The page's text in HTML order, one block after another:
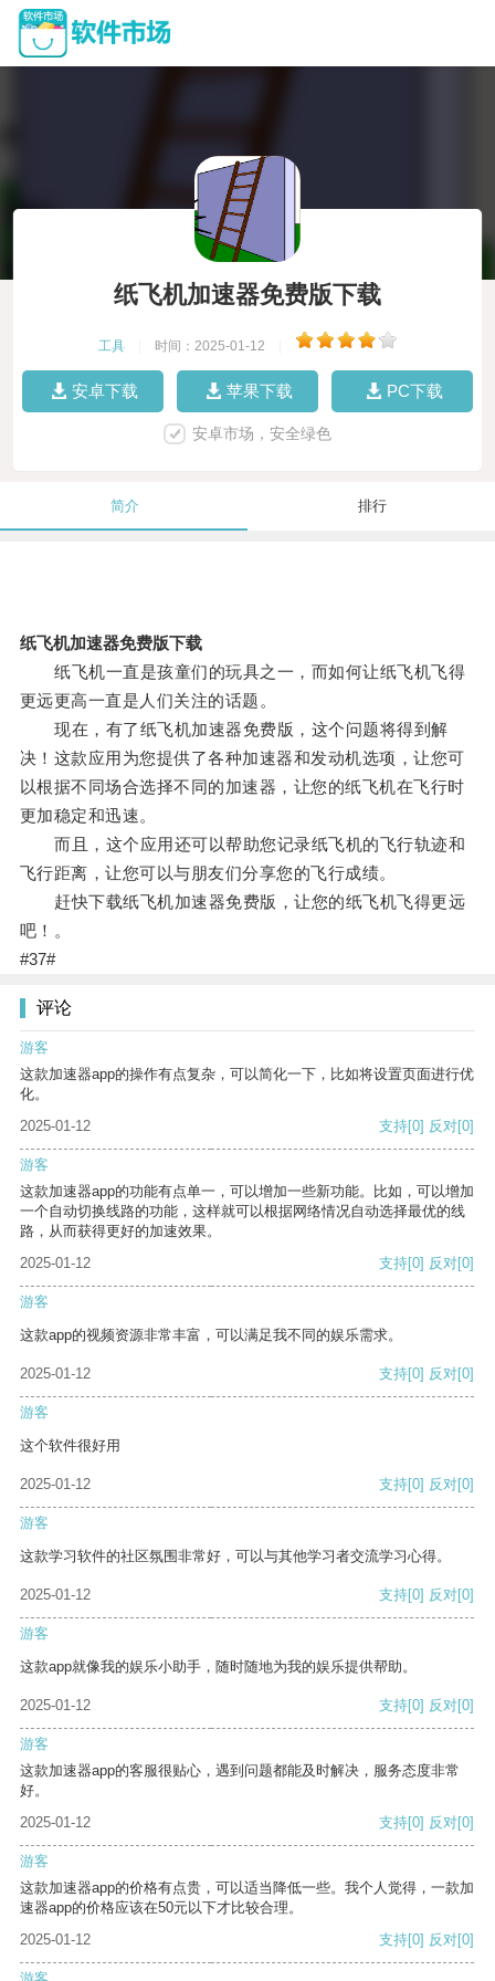
纸飞机加速器免费版下载
工具 时间：2025-01-12
安卓下载 苹果下载 PC下载
安卓市场，安全绿色
简介 排行
纸飞机加速器免费版下载
纸飞机一直是孩童们的玩具之一，而如何让纸飞机飞得
更远更高一直是人们关注的话题。
现在，有了纸飞机加速器免费版，这个问题将得到解
决！这款应用为您提供了各种加速器和发动机选项，让您可
以根据不同场合选择不同的加速器，让您的纸飞机在飞行时
更加稳定和迅速。
而且，这个应用还可以帮助您记录纸飞机的飞行轨迹和
飞行距离，让您可以与朋友们分享您的飞行成绩。
赶快下载纸飞机加速器免费版，让您的纸飞机飞得更远
吧！。
#37#
评论
游客
这款加速器app的操作有点复杂，可以简化一下，比如将设置页面进行优
化。
2025-01-12
支持[0] 反对[0]
游客
这款加速器app的功能有点单一，可以增加一些新功能。比如，可以增加
一个自动切换线路的功能，这样就可以根据网络情况自动选择最优的线
路，从而获得更好的加速效果。
2025-01-12
支持[0] 反对[0]
游客
这款app的视频资源非常丰富，可以满足我不同的娱乐需求。
2025-01-12 支持[0] 反对[0]
游客
这个软件很好用
2025-01-12 支持[0] 反对[0]
游客
这款学习软件的社区氛围非常好，可以与其他学习者交流学习心得。
2025-01-12 支持[0] 反对[0]
游客
这款app就像我的娱乐小助手，随时随地为我的娱乐提供帮助。
2025-01-12 支持[0] 反对[0]
游客
这款加速器app的客服很贴心，遇到问题都能及时解决，服务态度非常
好。
2025-01-12
支持[0] 反对[0]
游客
这款加速器app的价格有点贵，可以适当降低一些。我个人觉得，一款加
速器app的价格应该在50元以下才比较合理。
2025-01-12
支持[0] 反对[0]